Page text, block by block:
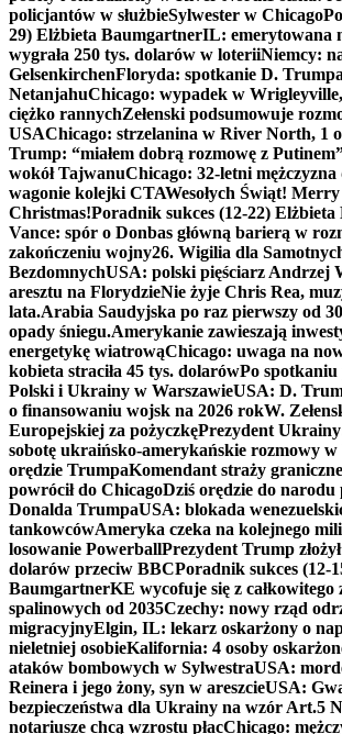
policjantów w służbieSylwester w Chicago
29) Elżbieta BaumgartnerIL: emerytowana
wygrała 250 tys. dolarów w loteriiNiemcy:
GelsenkirchenFloryda: spotkanie D.
NetanjahuChicago: wypadek w
ciężko rannychZełenski podsumowuje
USAChicago: strzelanina w River North, 1
Trump: “miałem dobrą rozmowę z
wokół TajwanuChicago: 32-letni
wagonie kolejki CTAWesołych Świąt! Merry
Christmas!Poradnik sukces (12-22)
Vance: spór o Donbas główną barierą w
zakończeniu wojny26. Wigilia dla
BezdomnychUSA: polski pięściarz Andrzej
aresztu na FlorydzieNie żyje Chris Rea,
lata.Arabia Saudyjska po raz pierwszy od
opady śniegu.Amerykanie zawieszają
energetykę wiatrowąChicago: uwaga na
kobieta straciła 45 tys. dolarówPo
Polski i Ukrainy w WarszawieUSA: D.
o finansowaniu wojsk na 2026 rokW.
Europejskiej za pożyczkęPrezydent
sobotę ukraińsko-amerykańskie rozmowy w
orędzie TrumpaKomendant straży
powrócił do ChicagoDziś orędzie do narodu
Donalda TrumpaUSA: blokada
tankowcówAmeryka czeka na kolejnego
losowanie PowerballPrezydent Trump
dolarów przeciw BBCPoradnik sukces (12-
BaumgartnerKE wycofuje się z całkowitego
spalinowych od 2035Czechy: nowy rząd
migracyjnyElgin, IL: lekarz oskarżony o
nieletniej osobieKalifornia: 4 osoby
ataków bombowych w SylwestraUSA:
Reinera i jego żony, syn w areszcieUSA:
bezpieczeństwa dla Ukrainy na wzór Art.5
notariusze chcą wzrostu płacChicago: